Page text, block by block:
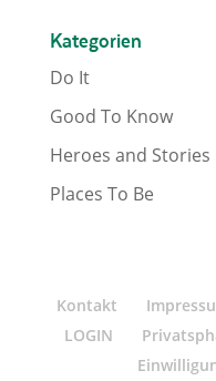
Kategorien
Do It
Good To Know
Heroes and Stories
Places To Be
Kontakt
LOGIN